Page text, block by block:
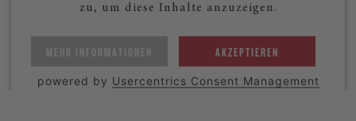
zu, um diese Inhalte anzuzeigen.
MEHR INFORMATIONEN AKZEPTIEREN
powered by Usercentrics Consent Management